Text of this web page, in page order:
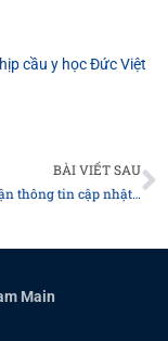
cầu y học Đức Việt
BÀI VIẾT SAU
Đăng ký nhận thông tin cập nhật về các thủ tục liên quan đến Luật sửa đổi, bổ sung một số điều của Luật Quốc tịch Việt Nam
Main